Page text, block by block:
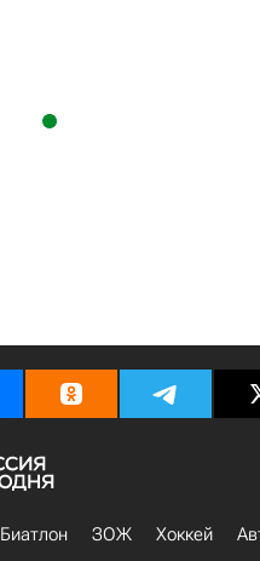
Биатлон ЗОЖ Хоккей